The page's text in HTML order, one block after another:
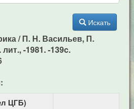
Искать
/ П. Н. Васильев, П.
-1981. -139c.
ЦГБ)